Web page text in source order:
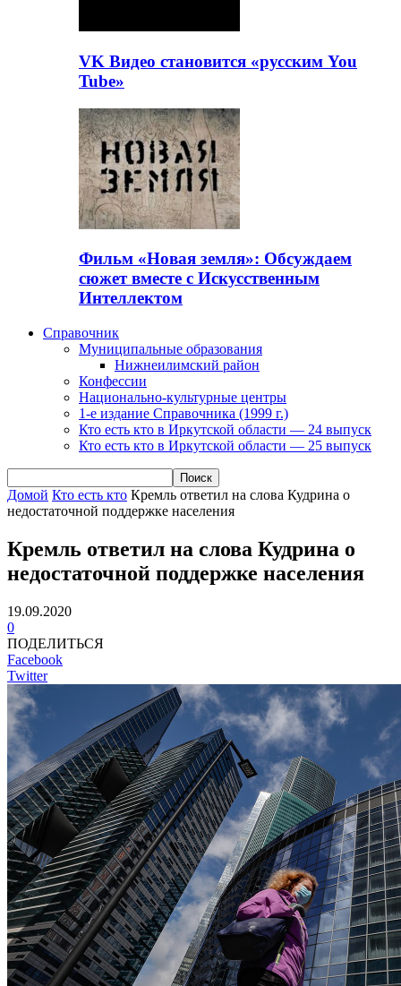
VK Видео становится «русским You
Tube»
Фильм «Новая земля»: Обсуждаем
сюжет вместе с Искусственным
Интеллектом
Справочник
Муниципальные образования
Нижнеилимский район
Конфессии
Национально-культурные центры
1-е издание Справочника (1999 г.)
Кто есть кто в Иркутской области — 24 выпуск
Кто есть кто в Иркутской области — 25 выпуск
Домой Кто есть кто Кремль ответил на слова Кудрина о
недостаточной поддержке населения
Кремль ответил на слова Кудрина о
недостаточной поддержке населения
19.09.2020
0
ПОДЕЛИТЬСЯ
Facebook
Twitter